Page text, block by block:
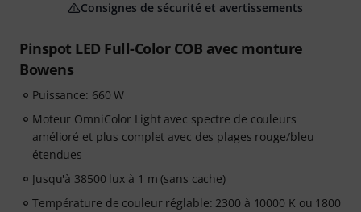
Pinspot LED Full-Color COB avec monture
Bowens
Puissance: 660 W
Moteur OmniColor Light avec spectre de couleurs
amélioré et plus complet avec des plages rouge/bleu
étendues
Jusqu'à 38500 lux à 1 m (sans cache)
Température de couleur réglable: 2300 à 10000 K ou 1800
Consignes de sécurité et avertissements